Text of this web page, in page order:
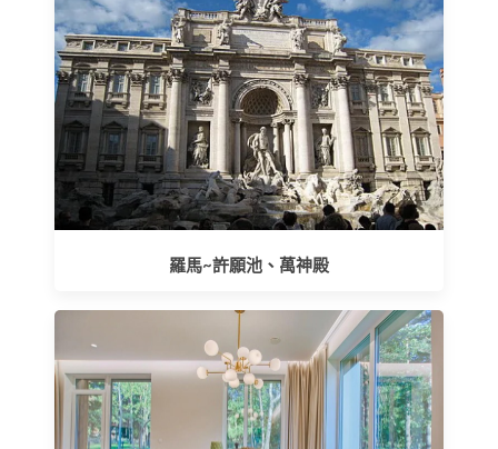
羅馬~許願池、萬神殿